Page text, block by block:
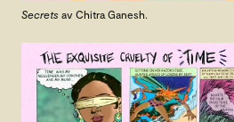
Secrets av Chitra Ganesh.